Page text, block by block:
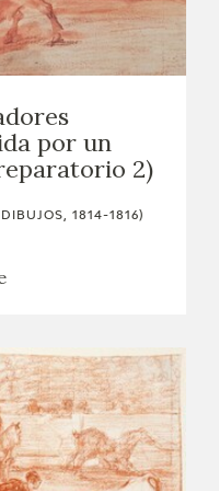
por un
2)
1814-1816)